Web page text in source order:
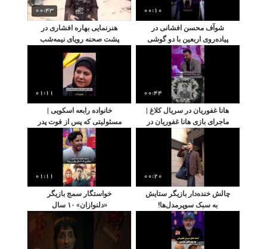
00:10
شوآف محسن افشانی در
پیاده‌روی اربعین با دو گوشی
گرانقیمت
00:43
هنرنمایی بهاره افشاری در
پشت صحنه رویای نیمه‌شب
00:44
هانا غفوریان در سریال کلاغ |
ماجرای بازی هانا غفوریان در
اثر جدید محمدحسین مهدویان
01:11
خانواده رابعه اسکویی |
مسئولیتی که پس از فوت پدر
و مادرش برعهده گرفت
00:20
چالش خنده‌دار بازیگر ستایش
به سبک سوپرمدل‌ها!
01:11
خواستگار سمج بازیگر
«دلنوازان» ۱۰ سال
دست‌بردار نبود